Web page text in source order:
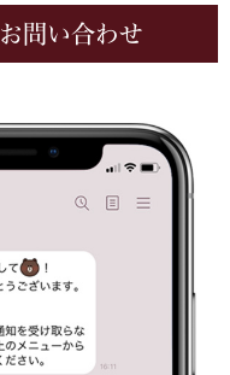
問い合わせ